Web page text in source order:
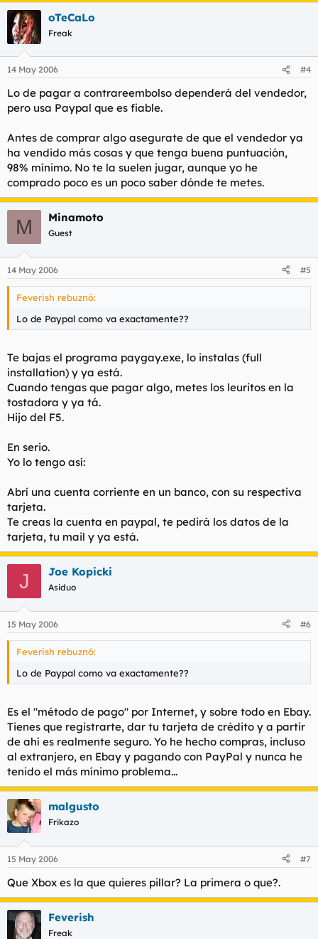
oTeCaLo
Freak
14 May 2006 #4
Lo de pagar a contrareembolso dependerá del vendedor,
pero usa Paypal que es fiable.
Antes de comprar algo asegurate de que el vendedor ya
ha vendido más cosas y que tenga buena puntuación,
98% mínimo. No te la suelen jugar, aunque yo he
comprado poco es un poco saber dónde te metes.
M Minamoto
Guest
14 May 2006 #5
Feverish rebuznó:
Lo de Paypal como va exactamente??
Te bajas el programa paygay.exe, lo instalas (full
installation) y ya está.
Cuando tengas que pagar algo, metes los leuritos en la
tostadora y ya tá.
Hijo del F5.
En serio.
Yo lo tengo así:
Abrí una cuenta corriente en un banco, con su respectiva
tarjeta.
Te creas la cuenta en paypal, te pedirá los datos de la
tarjeta, tu mail y ya está.
J Joe Kopicki
Asiduo
15 May 2006 #6
Feverish rebuznó:
Lo de Paypal como va exactamente??
Es el "método de pago" por Internet, y sobre todo en Ebay.
Tienes que registrarte, dar tu tarjeta de crédito y a partir
de ahí es realmente seguro. Yo he hecho compras, incluso
al extranjero, en Ebay y pagando con PayPal y nunca he
tenido el más mínimo problema...
malgusto
Frikazo
15 May 2006 #7
Que Xbox es la que quieres pillar? La primera o que?.
Feverish
Freak